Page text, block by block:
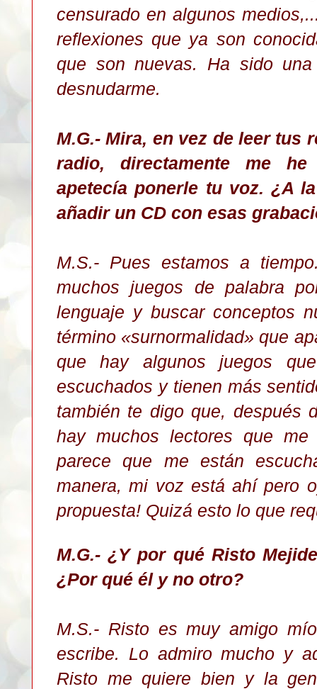
censurado en algunos
reflexiones que ya son
que son nuevas. Ha sido
desnudarme.
M.G.- Mira, en vez de leer tus
radio, directamente me
apetecía ponerle tu voz. ¿A
añadir un CD con esas
M.S.- Pues estamos a
muchos juegos de palabra
lenguaje y buscar conceptos
término «surnormalidad» que
que hay algunos juegos
escuchados y tienen más
también te digo que, después
hay muchos lectores que
parece que me están
manera, mi voz está ahí pero
propuesta! Quizá esto lo que
M.G.- ¿Y por qué Risto
¿Por qué él y no otro?
M.S.- Risto es muy amigo
escribe. Lo admiro mucho y
Risto me quiere bien y la